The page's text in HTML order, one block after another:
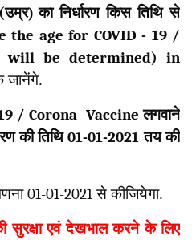
उम्र) का निर्धारण किस तिथि से
the age for COVID - 19 /
will be determined) in
जानेंगे.
/ Corona Vaccineलगवाने
की तिथि01-01-2021 तय की
01-01-2021से कीजियेगा.
सुरक्षा एवं देखभाल करने के लिए